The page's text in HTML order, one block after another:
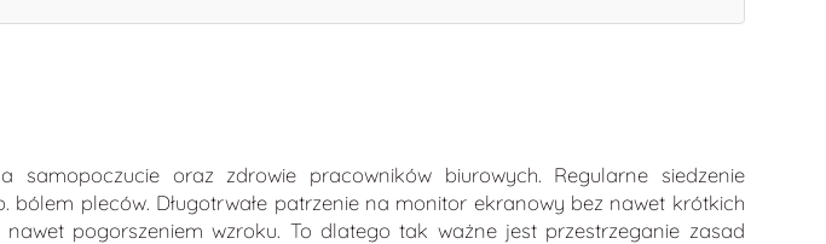
samopoczucie oraz zdrowie pracowników biurowych. Regularne siedzenie
pleców. Długotrwałe patrzenie na monitor ekranowy bez nawet krótkich
pogorszeniem wzroku. To dlatego tak ważne jest przestrzeganie zasad